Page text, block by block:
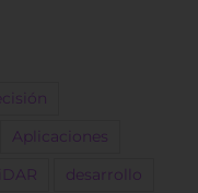
Aplicaciones
desarrollo